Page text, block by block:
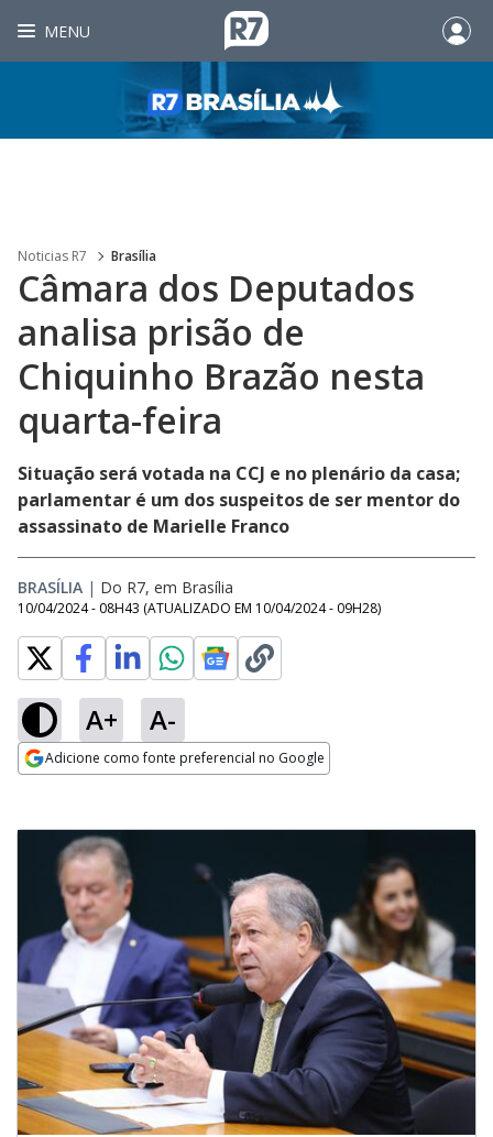
MENU
Noticias R7 Brasília
Câmara dos Deputados
analisa prisão de
Chiquinho Brazão nesta
quarta-feira
Situação será votada na CCJ e no plenário da casa;
parlamentar é um dos suspeitos de ser mentor do
assassinato de Marielle Franco
BRASÍLIA | Do R7, em Brasília
10/04/2024 - 08H43 (ATUALIZADO EM 10/04/2024 - 09H28)
A+ A-
Adicione como fonte preferencial no Google